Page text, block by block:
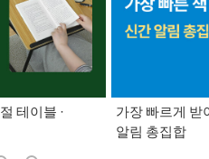
테이블 ·
가장 빠르게 받
알림 총집합